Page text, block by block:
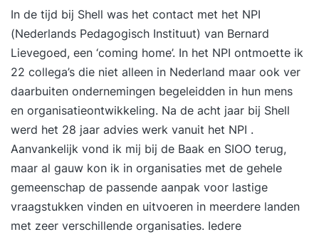
In de tijd bij Shell was het contact met het NPI
(Nederlands Pedagogisch Instituut) van Bernard
Lievegoed, een ‘coming home’. In het NPI ontmoette ik
22 collega’s die niet alleen in Nederland maar ook ver
daarbuiten ondernemingen begeleidden in hun mens
en organisatieontwikkeling. Na de acht jaar bij Shell
werd het 28 jaar advies werk vanuit het NPI .
Aanvankelijk vond ik mij bij de Baak en SIOO terug,
maar al gauw kon ik in organisaties met de gehele
gemeenschap de passende aanpak voor lastige
vraagstukken vinden en uitvoeren in meerdere landen
met zeer verschillende organisaties. Iedere